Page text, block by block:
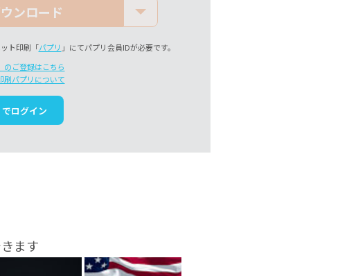
ンロード
ト印刷「パプリ 」にてパプリ会員IDが必要です。
のご登録はこちら
刷パプリについて
ログイン
ます